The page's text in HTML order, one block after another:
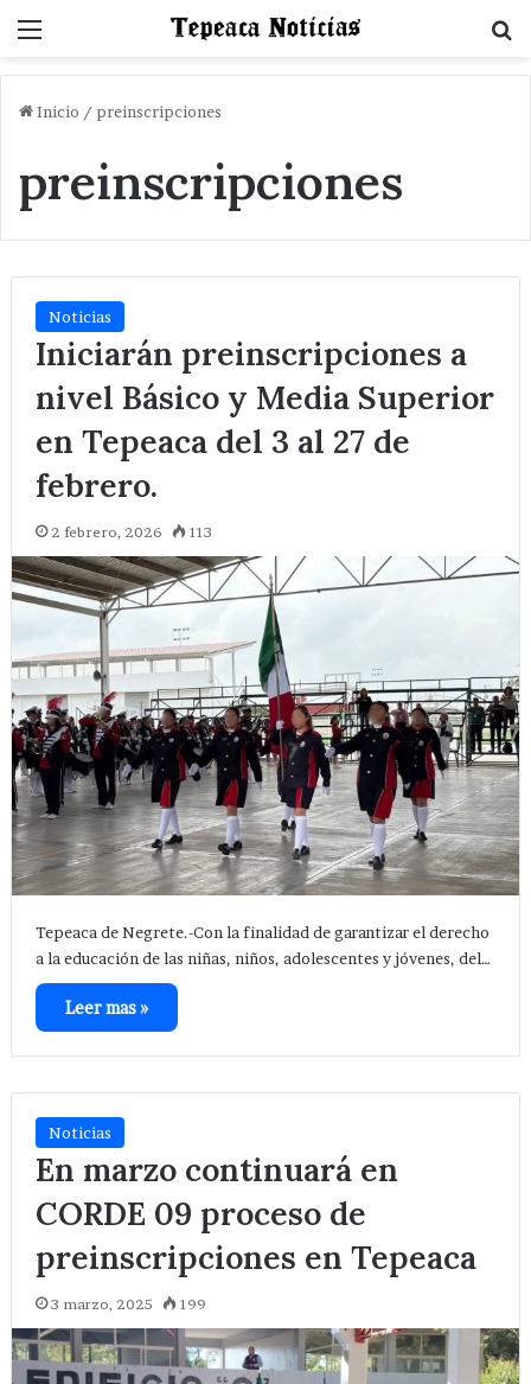
Menu
Inicio / preinscripciones
preinscripciones
Noticias
Iniciarán preinscripciones a
nivel Básico y Media Superior
en Tepeaca del 3 al 27 de
febrero.
2 febrero, 2026 113
Tepeaca de Negrete.-Con la finalidad de garantizar el derecho
a la educación de las niñas, niños, adolescentes y jóvenes, del…
Leer mas »
Noticias
En marzo continuará en
CORDE 09 proceso de
preinscripciones en Tepeaca
3 marzo, 2025 199